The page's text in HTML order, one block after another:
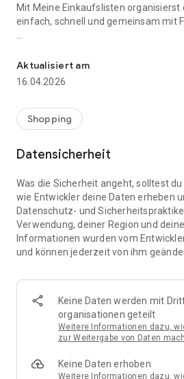
Mit Meine Einkaufslisten organisierst
einfach, schnell und gemeinsam mit
👨‍👩‍👧 Gemeinsame Einkaufslisten in
⚡ Superschnell & einfach: Liste in
sofort loslegen.
📱 Immer dabei: Deine Einkaufsliste ist jederzeit auf deinem
🤝 Teilen leicht gemacht: Lade
Einkauf gemeinsam.
🍳 Zutaten direkt aus Rezepten
Zutaten von Rezept-Webseiten und
🚀 DEINE VORTEILE IM ALLTAG
* Nie wieder doppelte Einkäufe
* Kein Chaos mehr beim Einkaufen
* Bessere Abstimmung mit Familie &
* Perfekt für die Essensplanung
Aktualisiert am
16.04.2026
Shopping
Datensicherheit
Was die Sicherheit angeht, solltest
wie Entwickler deine Daten erheben
Datenschutz- und
Verwendung, deiner Region und
Informationen wurden vom
und können jederzeit von ihm
Keine Daten werden mit
organisationen geteilt
Weitere Informationen dazu,
zur Weitergabe von Daten
Keine Daten erhoben
Weitere Informationen dazu,